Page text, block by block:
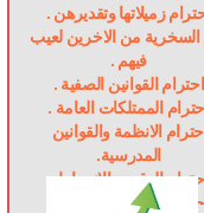
زميلاتها وتقديرهن .
فيهم .
احترام القوانين الصفية .
احترام الممتلكات العامة .
المدرسية.
احترام الوقت والانضباط .
الكتاب المدرسي .